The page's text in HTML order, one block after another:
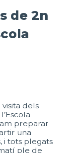
de 2n
dels
preparar
una
i tots plegats
ple de